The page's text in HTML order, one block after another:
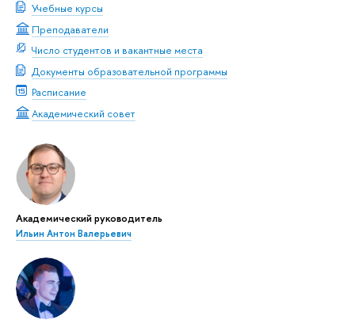
Учебные курсы
Преподаватели
Число студентов и вакантные места
Документы образовательной программы
Расписание
Академический совет
Академический руководитель
Ильин Антон Валерьевич